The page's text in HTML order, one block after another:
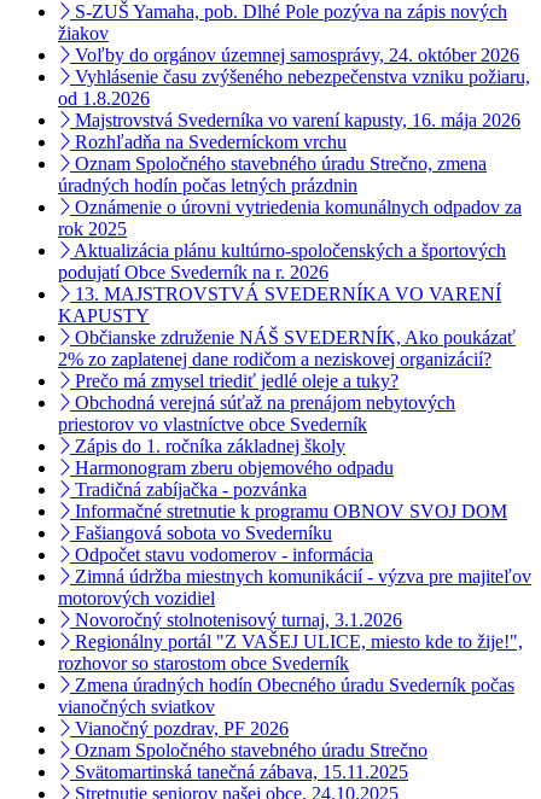
S-ZUŠ Yamaha, pob. Dlhé Pole pozýva na zápis nových
žiakov
Voľby do orgánov územnej samosprávy, 24. október 2026
Vyhlásenie času zvýšeného nebezpečenstva vzniku požiaru,
od 1.8.2026
Majstrovstvá Svederníka vo varení kapusty, 16. mája 2026
Rozhľadňa na Svederníckom vrchu
Oznam Spoločného stavebného úradu Strečno, zmena
úradných hodín počas letných prázdnin
Oznámenie o úrovni vytriedenia komunálnych odpadov za
rok 2025
Aktualizácia plánu kultúrno-spoločenských a športových
podujatí Obce Svederník na r. 2026
13. MAJSTROVSTVÁ SVEDERNÍKA VO VARENÍ
KAPUSTY
Občianske združenie NÁŠ SVEDERNÍK, Ako poukázať
2% zo zaplatenej dane rodičom a neziskovej organizácií?
Prečo má zmysel triediť jedlé oleje a tuky?
Obchodná verejná súťaž na prenájom nebytových
priestorov vo vlastníctve obce Svederník
Zápis do 1. ročníka základnej školy
Harmonogram zberu objemového odpadu
Tradičná zabíjačka - pozvánka
Informačné stretnutie k programu OBNOV SVOJ DOM
Fašiangová sobota vo Svederníku
Odpočet stavu vodomerov - informácia
Zimná údržba miestnych komunikácií - výzva pre majiteľov
motorových vozidiel
Novoročný stolnotenisový turnaj, 3.1.2026
Regionálny portál "Z VAŠEJ ULICE, miesto kde to žije!",
rozhovor so starostom obce Svederník
Zmena úradných hodín Obecného úradu Svederník počas
vianočných sviatkov
Vianočný pozdrav, PF 2026
Oznam Spoločného stavebného úradu Strečno
Svätomartinská tanečná zábava, 15.11.2025
Stretnutie seniorov našej obce, 24.10.2025